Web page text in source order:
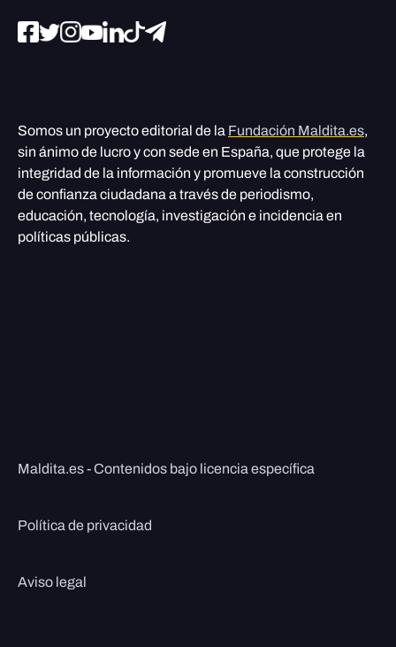
Somos un proyecto editorial de la Fundación Maldita.es,
sin ánimo de lucro y con sede en España, que protege la
integridad de la información y promueve la construcción
de confianza ciudadana a través de periodismo,
educación, tecnología, investigación e incidencia en
políticas públicas.
Maldita.es - Contenidos bajo licencia específica
Política de privacidad
Aviso legal